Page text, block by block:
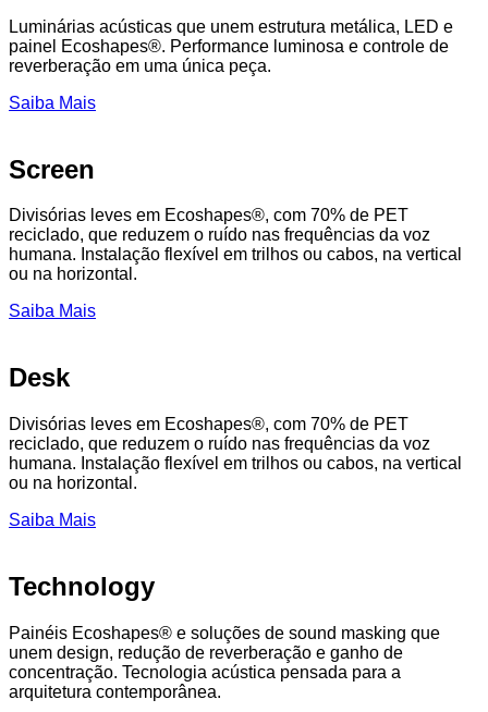
Luminárias acústicas que unem estrutura metálica, LED e
painel Ecoshapes®. Performance luminosa e controle de
reverberação em uma única peça.
Saiba Mais
Screen
Divisórias leves em Ecoshapes®, com 70% de PET
reciclado, que reduzem o ruído nas frequências da voz
humana. Instalação flexível em trilhos ou cabos, na vertical
ou na horizontal.
Saiba Mais
Desk
Divisórias leves em Ecoshapes®, com 70% de PET
reciclado, que reduzem o ruído nas frequências da voz
humana. Instalação flexível em trilhos ou cabos, na vertical
ou na horizontal.
Saiba Mais
Technology
Painéis Ecoshapes® e soluções de sound masking que
unem design, redução de reverberação e ganho de
concentração. Tecnologia acústica pensada para a
arquitetura contemporânea.